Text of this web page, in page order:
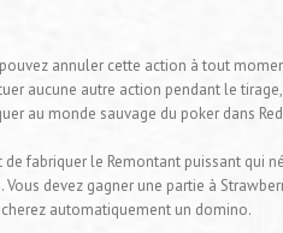
annuler cette action à tout
aucune autre action pendant le
au monde sauvage du poker dans
fabriquer le Remontant puissant qui
devez gagner une partie à
automatiquement un domino.